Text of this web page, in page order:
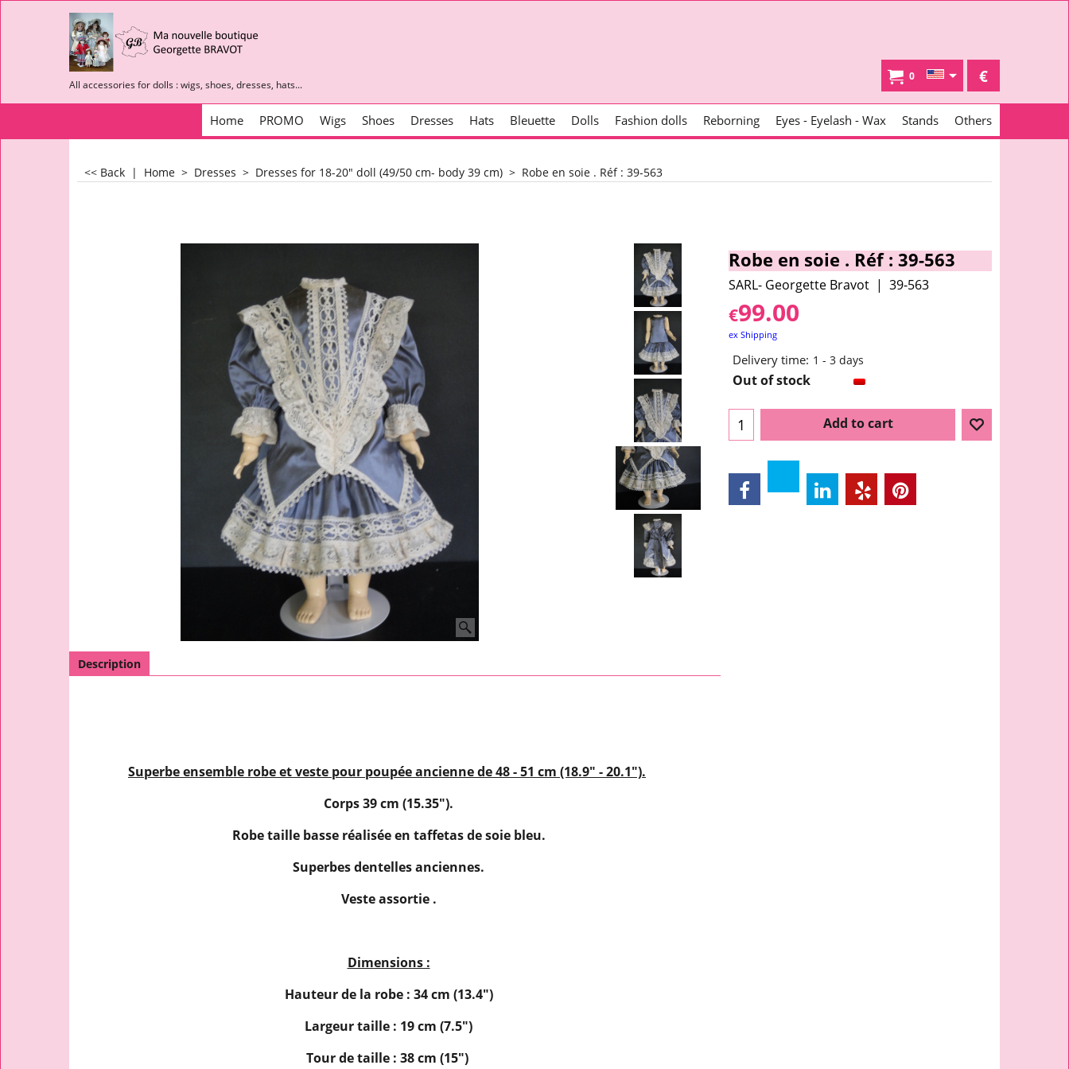
All accessories for dolls : wigs, shoes, dresses, hats...
0 €
Home PROMO Wigs Shoes Dresses Hats Bleuette Dolls Fashion dolls Reborning Eyes - Eyelash - Wax Stands Others
<< Back | Home > Dresses > Dresses for 18-20" doll (49/50 cm- body 39 cm) > Robe en soie . Réf : 39-563
Robe en soie . Réf : 39-563
SARL- Georgette Bravot 39-563
€99.00
ex Shipping
Delivery time: 1 - 3 days
Out of stock
Add to cart
Description
Superbe ensemble robe et veste pour poupée ancienne de 48 - 51 cm (18.9" - 20.1").
Corps 39 cm (15.35").
Robe taille basse réalisée en taffetas de soie bleu.
Superbes dentelles anciennes.
Veste assortie .
Dimensions :
Hauteur de la robe : 34 cm (13.4")
Largeur taille : 19 cm (7.5")
Tour de taille : 38 cm (15")